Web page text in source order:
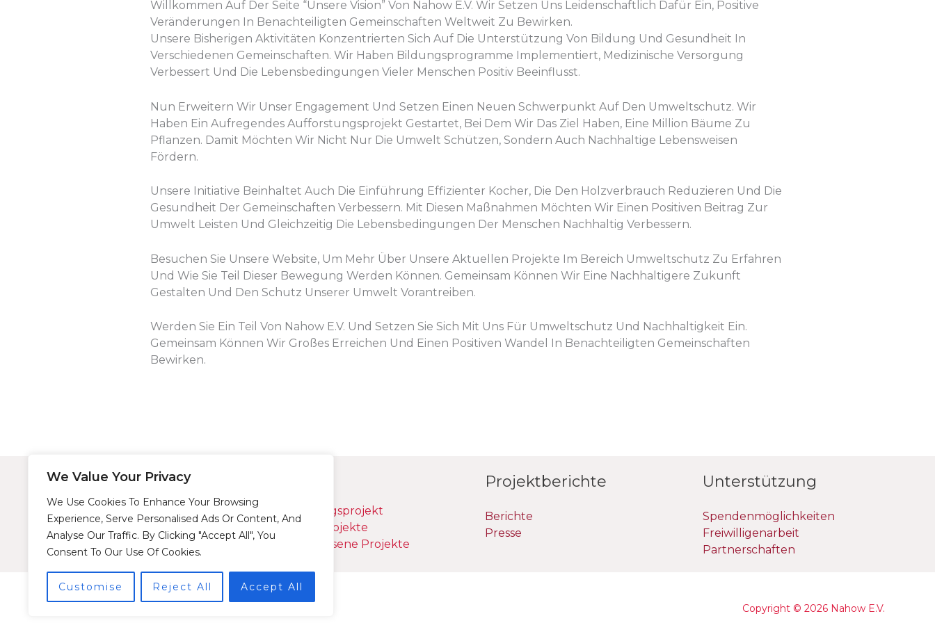
We Value Your Privacy
We Use Cookies To Enhance Your Browsing
Experience, Serve Personalised Ads Or Content, And
Analyse Our Traffic. By Clicking "Accept All", You
Consent To Our Use Of Cookies.
Customise Reject All Accept All
Willkommen Auf Der Seite “Unsere Vision” Von Nahow E.V. Wir Setzen Uns Leidenschaftlich Dafür Ein, Positive
Veränderungen In Benachteiligten Gemeinschaften Weltweit Zu Bewirken.
Unsere Bisherigen Aktivitäten Konzentrierten Sich Auf Die Unterstützung Von Bildung Und Gesundheit In
Verschiedenen Gemeinschaften. Wir Haben Bildungsprogramme Implementiert, Medizinische Versorgung
Verbessert Und Die Lebensbedingungen Vieler Menschen Positiv Beeinflusst.
Nun Erweitern Wir Unser Engagement Und Setzen Einen Neuen Schwerpunkt Auf Den Umweltschutz. Wir
Haben Ein Aufregendes Aufforstungsprojekt Gestartet, Bei Dem Wir Das Ziel Haben, Eine Million Bäume Zu
Pflanzen. Damit Möchten Wir Nicht Nur Die Umwelt Schützen, Sondern Auch Nachhaltige Lebensweisen
Fördern.
Unsere Initiative Beinhaltet Auch Die Einführung Effizienter Kocher, Die Den Holzverbrauch Reduzieren Und Die
Gesundheit Der Gemeinschaften Verbessern. Mit Diesen Maßnahmen Möchten Wir Einen Positiven Beitrag Zur
Umwelt Leisten Und Gleichzeitig Die Lebensbedingungen Der Menschen Nachhaltig Verbessern.
Besuchen Sie Unsere Website, Um Mehr Über Unsere Aktuellen Projekte Im Bereich Umweltschutz Zu Erfahren
Und Wie Sie Teil Dieser Bewegung Werden Können. Gemeinsam Können Wir Eine Nachhaltigere Zukunft
Gestalten Und Den Schutz Unserer Umwelt Vorantreiben.
Werden Sie Ein Teil Von Nahow E.V. Und Setzen Sie Sich Mit Uns Für Umweltschutz Und Nachhaltigkeit Ein.
Gemeinsam Können Wir Großes Erreichen Und Einen Positiven Wandel In Benachteiligten Gemeinschaften
Bewirken.
Links
Impressum
Kontakt
Aufforstungsprojekt
Aktuelle Projekte
Abgeschlossene Projekte
Projektberichte
Berichte
Presse
Unterstützung
Spendenmöglichkeiten
Freiwilligenarbeit
Partnerschaften
Copyright © 2026 Nahow E.V.